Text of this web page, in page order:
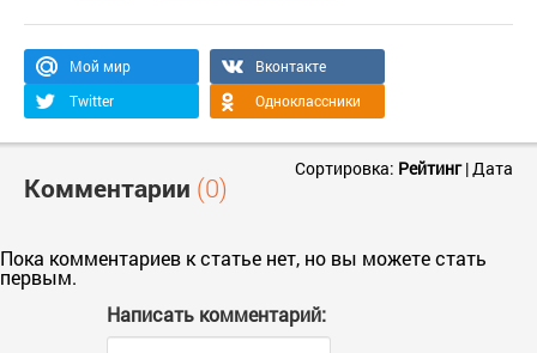
Мой мир
Вконтакте
Twitter
Одноклассники
Комментарии (0)
Сортировка: Рейтинг|Дата
Пока комментариев к статье нет, но вы можете стать
первым.
Написать комментарий: